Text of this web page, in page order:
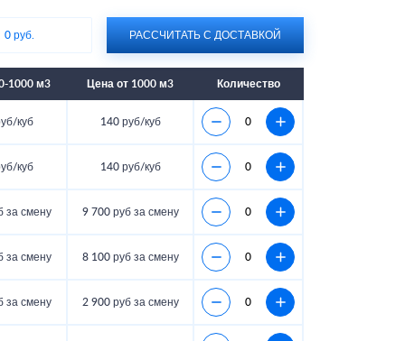
0 руб. РАССЧИТАТЬ С ДОСТАВКОЙ
1000 м3 Цена от 1000 м3 Количество
куб 140 руб/куб
куб 140 руб/куб
за смену 9 700 руб за смену
за смену 8 100 руб за смену
за смену 2 900 руб за смену